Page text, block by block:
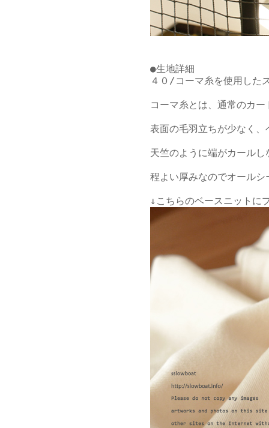
●生地詳細
４０/コーマ糸を使用した
コーマ糸とは、通常のカ
表面の毛羽立ちが少なく
天竺のように端がカール
程よい厚みなのでオール